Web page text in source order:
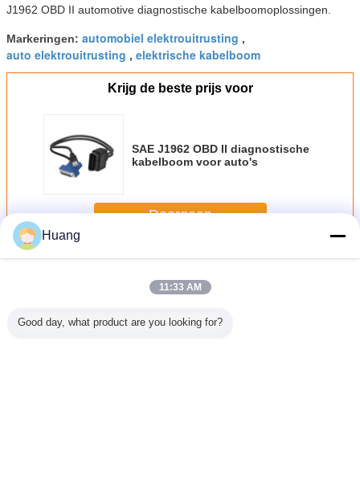
J1962 OBD II automotive diagnostische kabelboomoplossingen.
Markeringen: automobiel elektrouitrusting ,
auto elektrouitrusting , elektrische kabelboom
Krijg de beste prijs voor
SAE J1962 OBD II diagnostische
kabelboom voor auto's
Doorgaan
MeerElektronische Bedradingsuitrusting
Huang
11:33 AM
Good day, what product are you looking for?